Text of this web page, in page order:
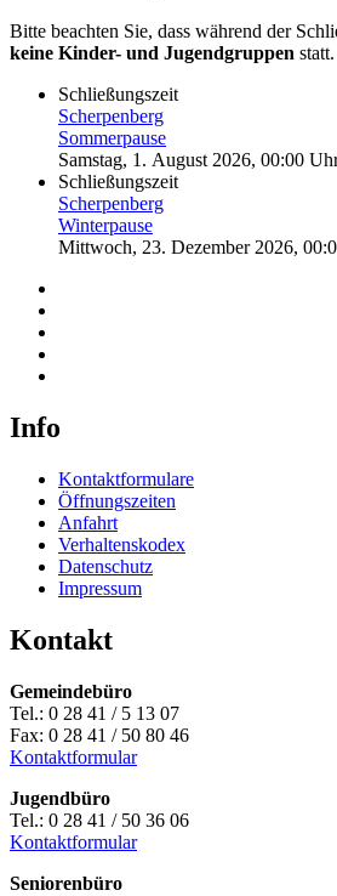
Bitte beachten Sie, dass während der
keine Kinder- und Jugendgruppen statt.
Schließungszeit
Scherpenberg
Sommerpause
Samstag, 1. August 2026, 00:00
Schließungszeit
Scherpenberg
Winterpause
Mittwoch, 23. Dezember 2026,
Info
Kontaktformulare
Öffnungszeiten
Anfahrt
Verhaltenskodex
Datenschutz
Impressum
Kontakt
Gemeindebüro
Tel.: 0 28 41 / 5 13 07
Fax: 0 28 41 / 50 80 46
Kontaktformular
Jugendbüro
Tel.: 0 28 41 / 50 36 06
Kontaktformular
Seniorenbüro